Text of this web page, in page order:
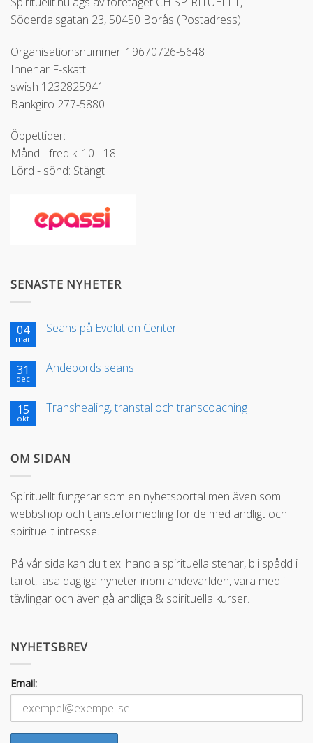
Söderdalsgatan 23, 50450 Borås (Postadress)
Organisationsnummer: 19670726-5648
Innehar F-skatt
swish 1232825941
Bankgiro 277-5880
Öppettider:
Månd - fred kl 10 - 18
Lörd - sönd: Stängt
SENASTE NYHETER
04
mar
Seans på Evolution Center
31
dec
Andebords seans
15
okt
Transhealing, transtal och transcoaching
OM SIDAN
Spirituellt fungerar som en nyhetsportal men även som
webbshop och tjänsteförmedling för de med andligt och
spirituellt intresse.
På vår sida kan du t.ex. handla spirituella stenar, bli spådd i
tarot, läsa dagliga nyheter inom andevärlden, vara med i
tävlingar och även gå andliga & spirituella kurser.
NYHETSBREV
Email: